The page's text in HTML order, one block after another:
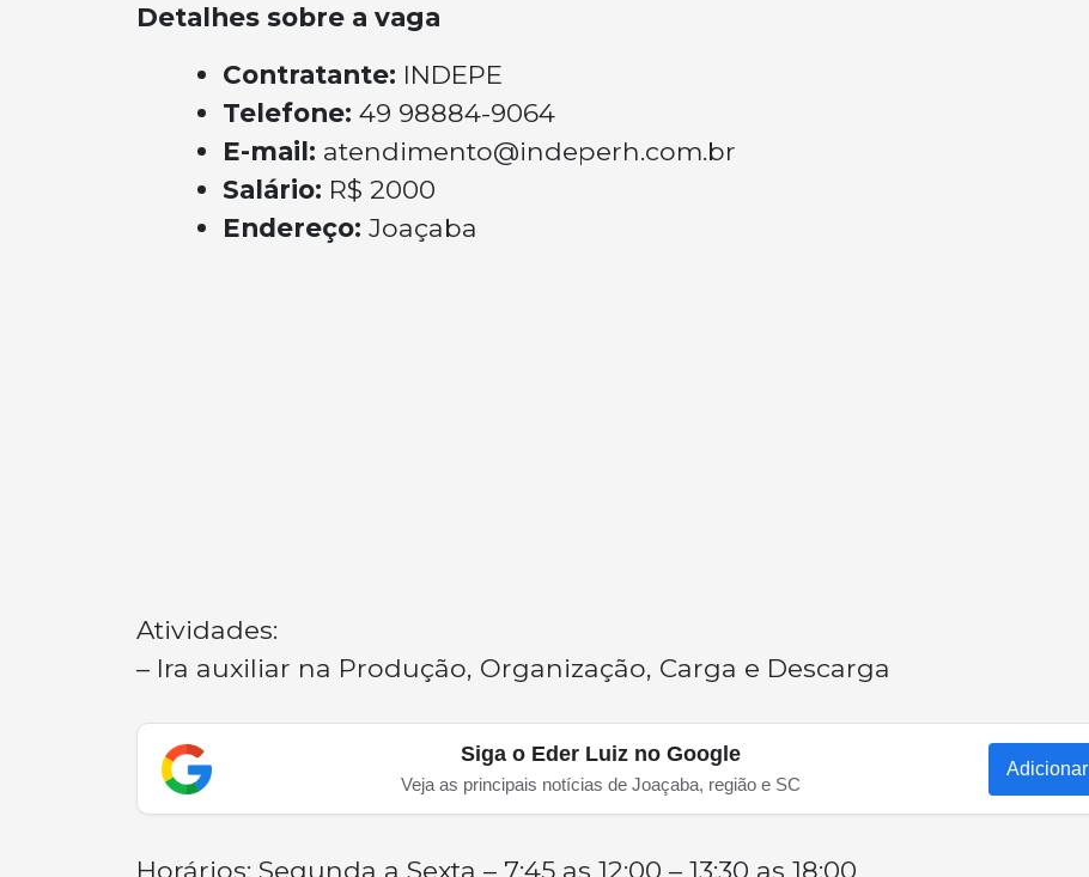
Detalhes sobre a vaga
Contratante: INDEPE
Telefone: 49 98884-9064
E-mail: atendimento@indeperh.com.br
Salário: R$ 2000
Endereço: Joaçaba
Atividades:
– Ira auxiliar na Produção, Organização, Carga e Descarga
Siga o Eder Luiz no Google
Veja as principais notícias de Joaçaba, região e SC
Adicionar
Horários: Segunda a Sexta – 7:45 as 12:00 – 13:30 as 18:00